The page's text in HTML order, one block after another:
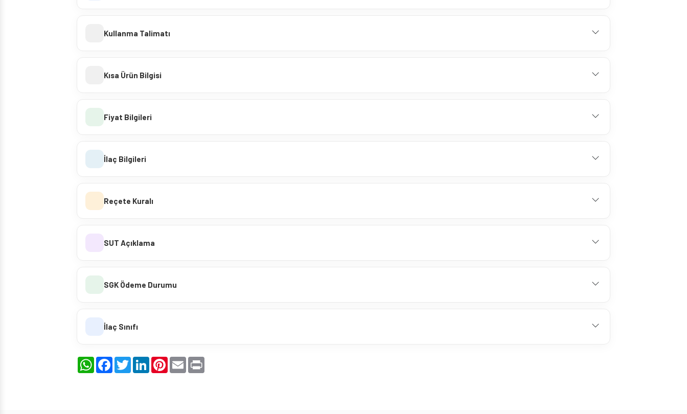
Kullanma Talimatı
Kısa Ürün Bilgisi
Fiyat Bilgileri
İlaç Bilgileri
Reçete Kuralı
SUT Açıklama
SGK Ödeme Durumu
İlaç Sınıfı
WhatsAppFacebookTwitterLinkedInPinterest
Email